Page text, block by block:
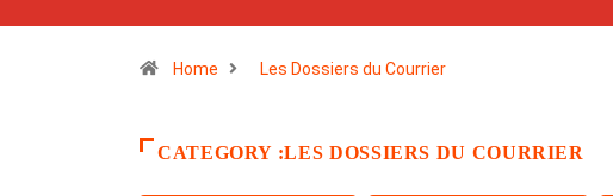
Home Les Dossiers du Courrier
CATEGORY :LES DOSSIERS DU COURRIER